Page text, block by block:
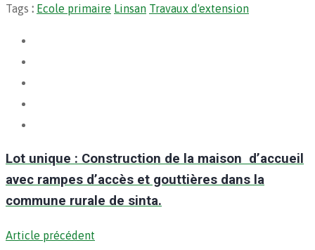
Tags : Ecole primaire Linsan Travaux d'extension
Lot unique : Construction de la maison d’accueil
avec rampes d’accès et gouttières dans la
commune rurale de sinta.
Article précédent